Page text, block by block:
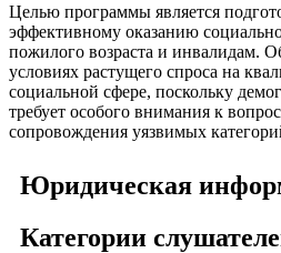
Целью программы является
эффективному оказанию
пожилого возраста и инвалидам.
условиях растущего спроса на
социальной сфере, поскольку
требует особого внимания к
сопровождения уязвимых
Юридическая
Категории